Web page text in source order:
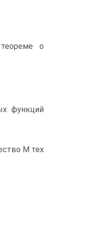
о
функций
М тех